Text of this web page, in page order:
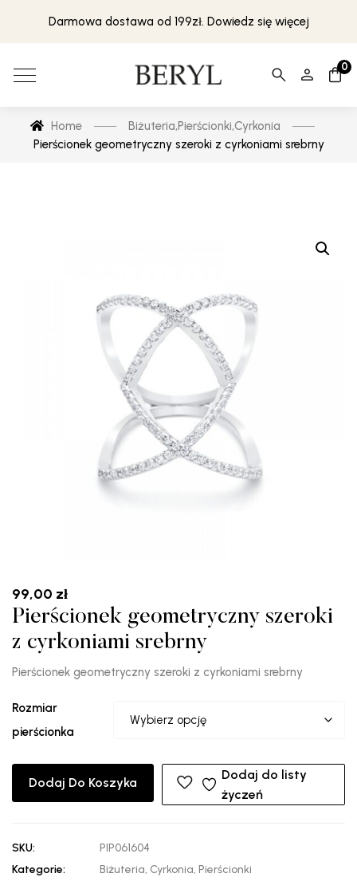
Darmowa dostawa od 199zł. Dowiedz się więcej
0
Home Biżuteria,Pierścionki,Cyrkonia
Pierścionek geometryczny szeroki z cyrkoniami srebrny
99,00 zł
Pierścionek geometryczny szeroki
z cyrkoniami srebrny
Pierścionek geometryczny szeroki z cyrkoniami srebrny
Rozmiar
pierścionka
Dodaj Do Koszyka
Dodaj do listy
życzeń
SKU:
PIP061604
Kategorie:
Biżuteria, Cyrkonia, Pierścionki